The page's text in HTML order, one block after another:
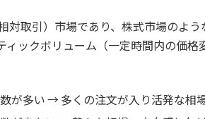
対取引）市場であり、株式市場のよ
ィックボリューム（一定時間内の価
が多い → 多くの注文が入り活発な相